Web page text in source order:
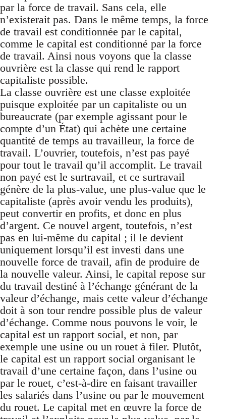
par la force de travail. Sans cela, elle
n’existerait pas. Dans le même temps, la force
de travail est conditionnée par le capital,
comme le capital est conditionné par la force
de travail. Ainsi nous voyons que la classe
ouvrière est la classe qui rend le rapport
capitaliste possible.
La classe ouvrière est une classe exploitée
puisque exploitée par un capitaliste ou un
bureaucrate (par exemple agissant pour le
compte d’un État) qui achète une certaine
quantité de temps au travailleur, la force de
travail. L’ouvrier, toutefois, n’est pas payé
pour tout le travail qu’il accomplit. Le travail
non payé est le surtravail, et ce surtravail
génère de la plus-value, une plus-value que le
capitaliste (après avoir vendu les produits),
peut convertir en profits, et donc en plus
d’argent. Ce nouvel argent, toutefois, n’est
pas en lui-même du capital ; il le devient
uniquement lorsqu’il est investi dans une
nouvelle force de travail, afin de produire de
la nouvelle valeur. Ainsi, le capital repose sur
du travail destiné à l’échange générant de la
valeur d’échange, mais cette valeur d’échange
doit à son tour rendre possible plus de valeur
d’échange. Comme nous pouvons le voir, le
capital est un rapport social, et non, par
exemple une usine ou un rouet à filer. Plutôt,
le capital est un rapport social organisant le
travail d’une certaine façon, dans l’usine ou
par le rouet, c’est-à-dire en faisant travailler
les salariés dans l’usine ou par le mouvement
du rouet. Le capital met en œuvre la force de